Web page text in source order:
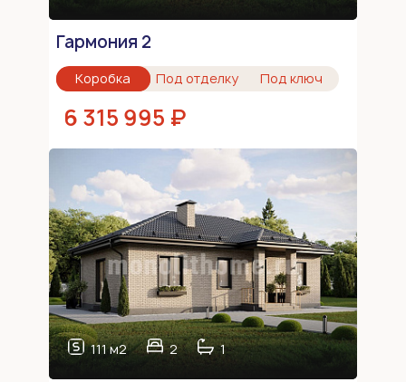
Гармония 2
Коробка Под отделку Под ключ
6 315 995 ₽
111 м2 2 1